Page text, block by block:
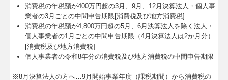
消費税の年税額が400万円超の3月、9月、12月決算法人・個人事
業者の3月ごとの中間申告期限[消費税及び地方消費税]
消費税の年税額が4,800万円超の5月、6月決算法人を除く法人・
個人事業者の1月ごとの中間申告期限（4月決算法人は2か月分）
[消費税及び地方消費税]
個人事業者の令和8年分の消費税及び地方消費税の中間申告期限
※8月決算法人の方へ…9月開始事業年度（課税期間）から消費税の